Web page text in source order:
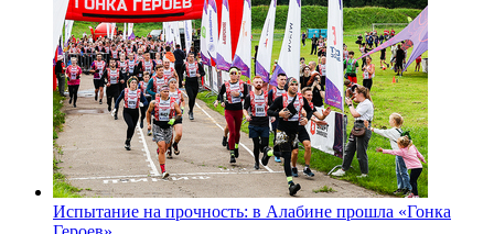
Испытание на прочность: в Алабине прошла «Гонка